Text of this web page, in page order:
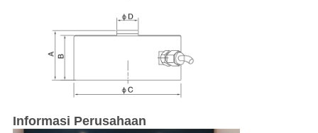
Informasi Perusahaan